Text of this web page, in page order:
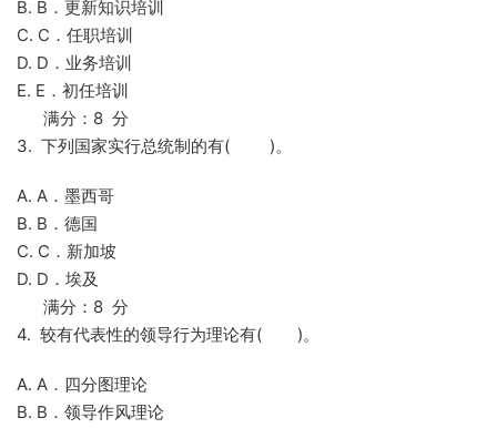
B. B．更新知识培训
C. C．任职培训
D. D．业务培训
E. E．初任培训
满分：8 分
3. 下列国家实行总统制的有( )。
A. A．墨西哥
B. B．德国
C. C．新加坡
D. D．埃及
满分：8 分
4. 较有代表性的领导行为理论有( )。
A. A．四分图理论
B. B．领导作风理论